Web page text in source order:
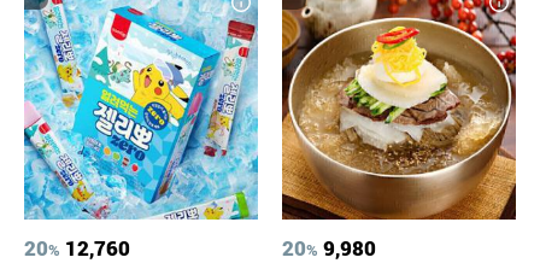
20% 12,760 20% 9,980